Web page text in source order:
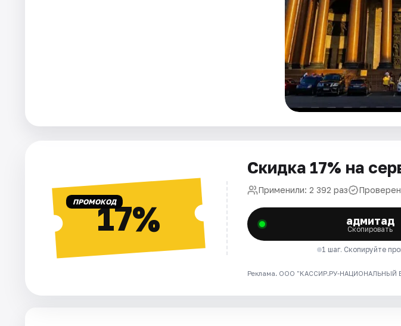
ПРОМОКОД17%
Скидка 17% на
Применили: 2 392 раз
адмитад
Скопировать
1 шаг. Скопируйте
Реклама. ООО "КАССИР.РУ-НАЦИОНАЛЬНЫЙ